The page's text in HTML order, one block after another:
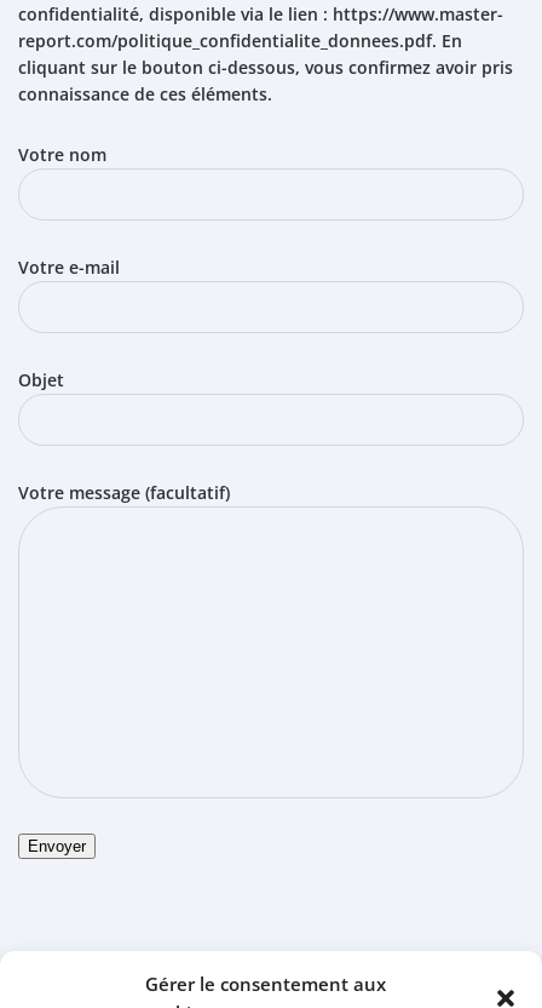
Gérer le consentement aux
confidentialité, disponible via le lien : https://www.master-
report.com/politique_confidentialite_donnees.pdf. En
cliquant sur le bouton ci-dessous, vous confirmez avoir pris
connaissance de ces éléments.
Votre nom
Votre e-mail
Objet
Votre message (facultatif)